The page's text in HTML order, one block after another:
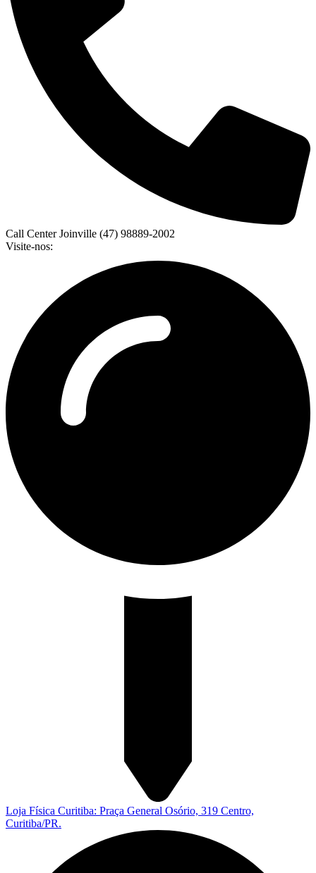
Call Center Joinville (47) 98889-2002
Visite-nos:
Loja Física Curitiba: Praça General Osório, 319 Centro,
Curitiba/PR.